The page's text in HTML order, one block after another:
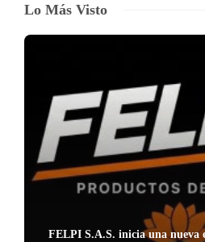
Lo Más Visto
FELPI S.A.S. inicia una nueva